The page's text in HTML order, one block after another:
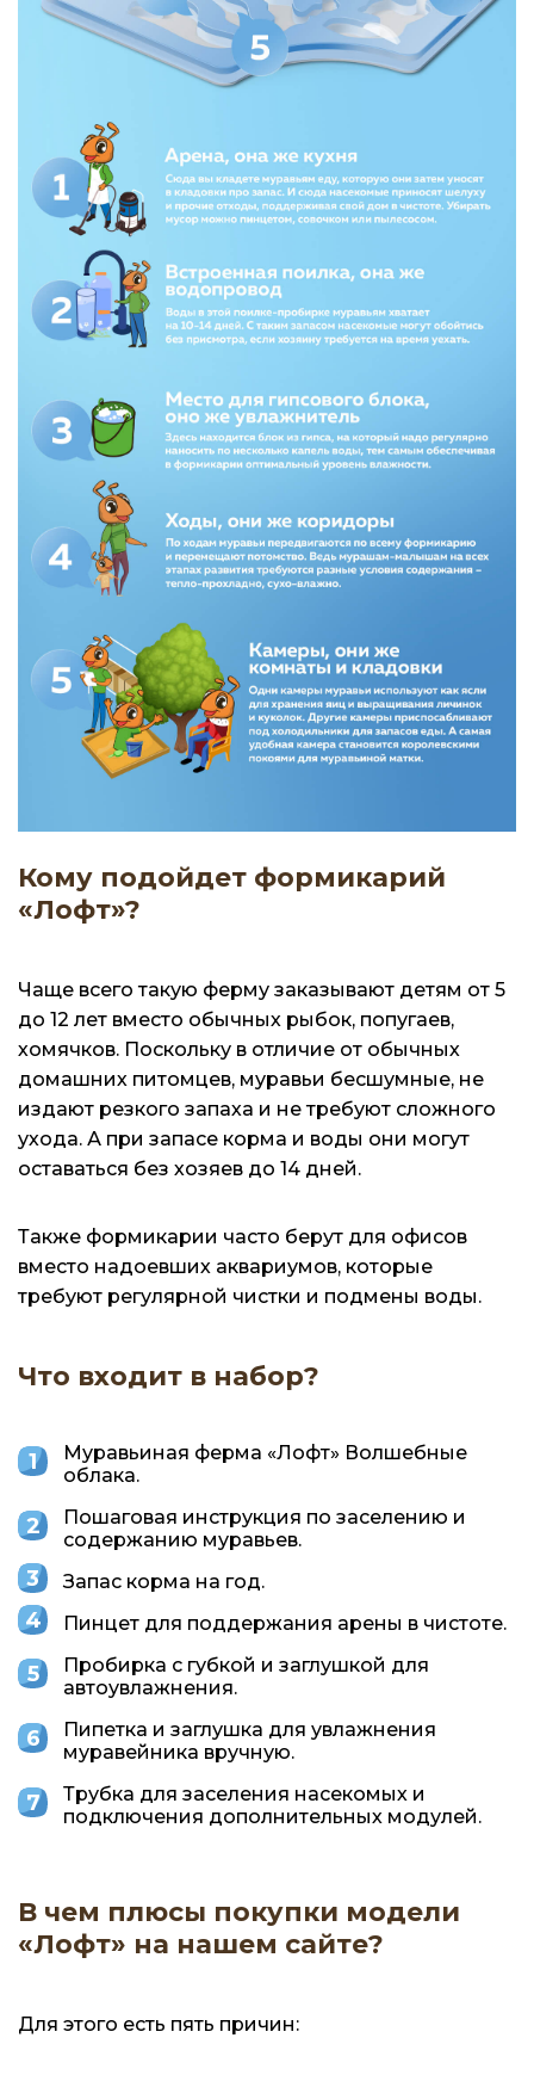
Кому подойдет формикарий
«Лофт»?
Чаще всего такую ферму заказывают детям от 5
до 12 лет вместо обычных рыбок, попугаев,
хомячков. Поскольку в отличие от обычных
домашних питомцев, муравьи бесшумные, не
издают резкого запаха и не требуют сложного
ухода. А при запасе корма и воды они могут
оставаться без хозяев до 14 дней.
Также формикарии часто берут для офисов
вместо надоевших аквариумов, которые
требуют регулярной чистки и подмены воды.
Что входит в набор?
Муравьиная ферма «Лофт» Волшебные
облака.
Пошаговая инструкция по заселению и
содержанию муравьев.
Запас корма на год.
Пинцет для поддержания арены в чистоте.
Пробирка с губкой и заглушкой для
автоувлажнения.
Пипетка и заглушка для увлажнения
муравейника вручную.
Трубка для заселения насекомых и
подключения дополнительных модулей.
В чем плюсы покупки модели
«Лофт» на нашем сайте?
Для этого есть пять причин: